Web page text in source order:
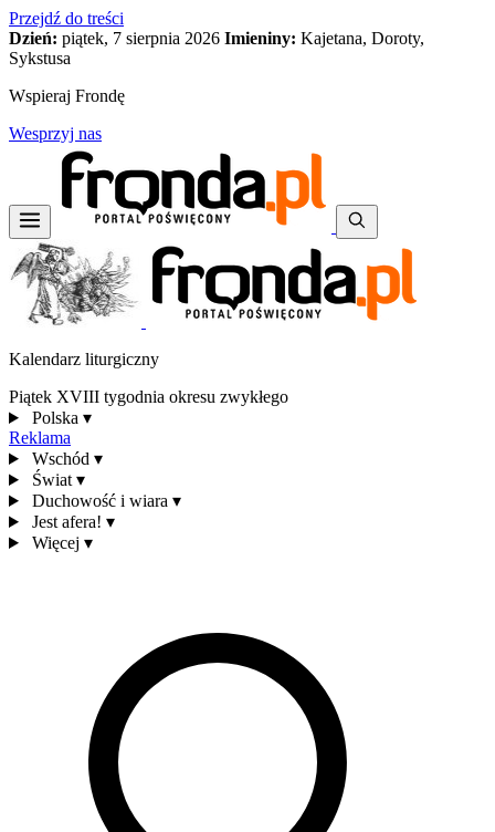
Przejdź do treści
Dzień: piątek, 7 sierpnia 2026 Imieniny: Kajetana, Doroty,
Sykstusa
Wspieraj Frondę
Wesprzyj nas
Kalendarz liturgiczny
Piątek XVIII tygodnia okresu zwykłego
Polska ▾
Reklama
Wschód ▾
Świat ▾
Duchowość i wiara ▾
Jest afera! ▾
Więcej ▾